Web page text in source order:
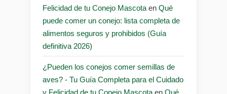
Felicidad de tu Conejo Mascota en Qué
puede comer un conejo: lista completa de
alimentos seguros y prohibidos (Guía
definitiva 2026)
¿Pueden los conejos comer semillas de
aves? - Tu Guía Completa para el Cuidado
y Felicidad de tu Conejo Mascota en Qué